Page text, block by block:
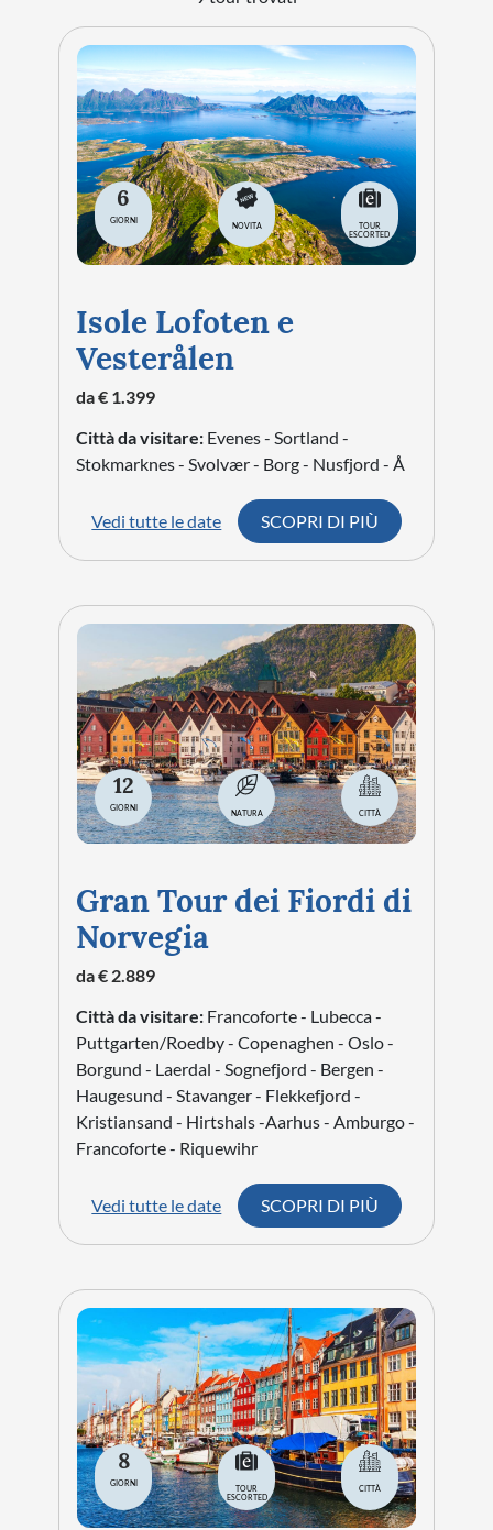
6
GIORNI
NOVITA
TOUR
ESCORTED
Isole Lofoten e
Vesterålen
da € 1.399
Città da visitare: Evenes - Sortland -
Stokmarknes - Svolvær - Borg - Nusfjord - Å
Vedi tutte le date SCOPRI DI PIÙ
12
GIORNI
NATURA CITTÀ
Gran Tour dei Fiordi di
Norvegia
da € 2.889
Città da visitare: Francoforte - Lubecca -
Puttgarten/Roedby - Copenaghen - Oslo -
Borgund - Laerdal - Sognefjord - Bergen -
Haugesund - Stavanger - Flekkefjord -
Kristiansand - Hirtshals -Aarhus - Amburgo -
Francoforte - Riquewihr
Vedi tutte le date SCOPRI DI PIÙ
8
GIORNI
TOUR
ESCORTED
CITTÀ
CITTÀ
EVENTI SPECIALI
ARTE E CULTURA